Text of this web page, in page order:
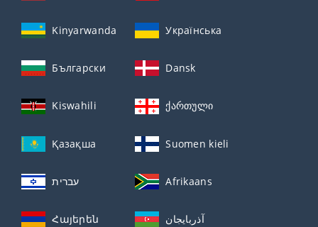
Kinyarwanda Українська
Български Dansk
Kiswahili ქართული
Қазақша Suomen kieli
עברית Afrikaans
Հայերեն آذربايجان